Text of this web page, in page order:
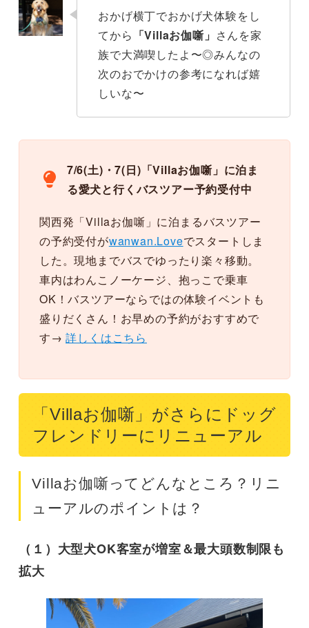
おかげ横丁でおかげ犬体験をし
てから 「Villaお伽噺」 さんを家
族で大満喫したよ〜◎みんなの
次のおでかけの参考になれば嬉
しいな〜
7/6(土)・7(日) 「Villaお伽噺」 に泊ま
る愛犬と行くバスツアー予約受付中
関西発「Villaお伽噺」に泊まるバスツアー
の予約受付がwanwan.Loveでスタートしま
した。現地までバスでゆったり楽々移動。
車内はわんこノーケージ、抱っこで乗車
OK！バスツアーならではの体験イベントも
盛りだくさん！お早めの予約がおすすめで
す→詳しくはこちら
「Villaお伽噺」がさらにドッグ
フレンドリーにリニューアル
Villaお伽噺ってどんなところ？リニ
ューアルのポイントは？
（１）大型犬OK客室が増室＆最大頭数制限も
拡大